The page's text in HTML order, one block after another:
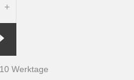
+
Werktage